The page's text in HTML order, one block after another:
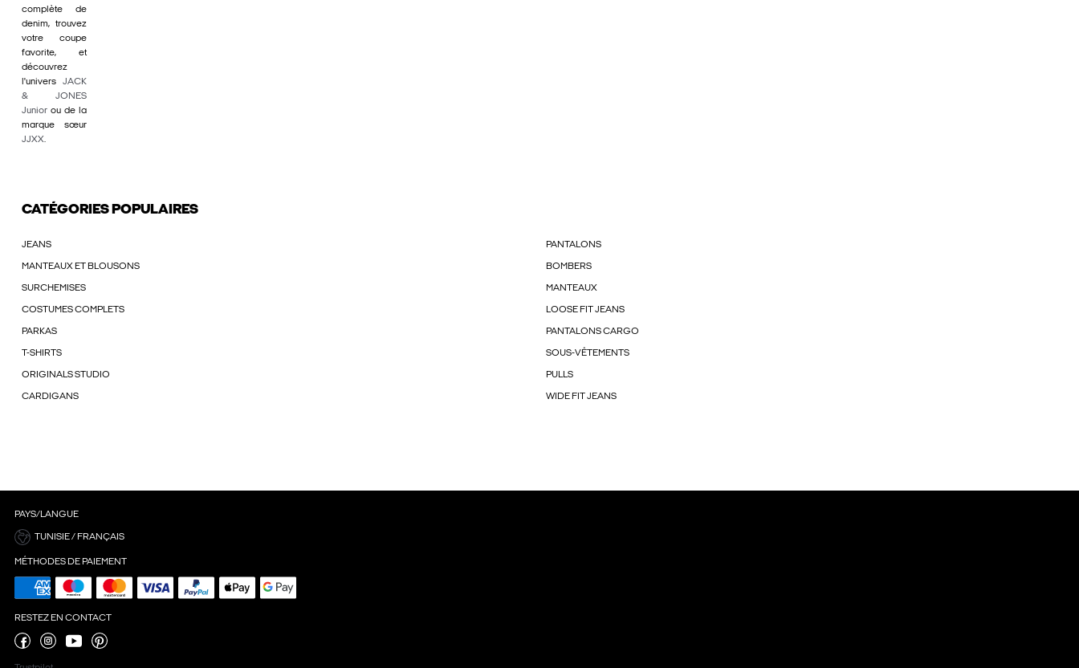
complète de
denim, trouvez
votre coupe
favorite, et
découvrez
l'univers JACK
& JONES
Junior ou de la
marque sœur
JJXX.
CATÉGORIES POPULAIRES
JEANS PANTALONS
MANTEAUX ET BLOUSONS BOMBERS
SURCHEMISES MANTEAUX
COSTUMES COMPLETS LOOSE FIT JEANS
PARKAS PANTALONS CARGO
T-SHIRTS SOUS-VÊTEMENTS
ORIGINALS STUDIO PULLS
CARDIGANS WIDE FIT JEANS
PAYS/LANGUE
TUNISIE / FRANÇAIS
MÉTHODES DE PAIEMENT
RESTEZ EN CONTACT